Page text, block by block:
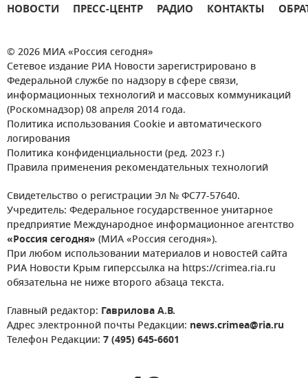
НОВОСТИ ПРЕСС-ЦЕНТР РАДИО КОНТАКТЫ
© 2026 МИА «Россия сегодня»
Сетевое издание РИА Новости зарегистрировано в
Федеральной службе по надзору в сфере связи,
информационных технологий и массовых коммуникаций
(Роскомнадзор) 08 апреля 2014 года.
Политика использования Cookie и автоматического
логирования
Политика конфиденциальности (ред. 2023 г.)
Правила применения рекомендательных технологий
Свидетельство о регистрации Эл № ФС77-57640.
Учредитель: Федеральное государственное унитарное
предприятие Международное информационное агентство
«Россия сегодня» (МИА «Россия сегодня»).
При любом использовании материалов и новостей сайта
РИА Новости Крым гиперссылка на https://crimea.ria.ru
обязательна не ниже второго абзаца текста.
Главный редактор: Гаврилова А.В.
Адрес электронной почты Редакции: news.crimea@ria.ru
Телефон Редакции: 7 (495) 645-6601